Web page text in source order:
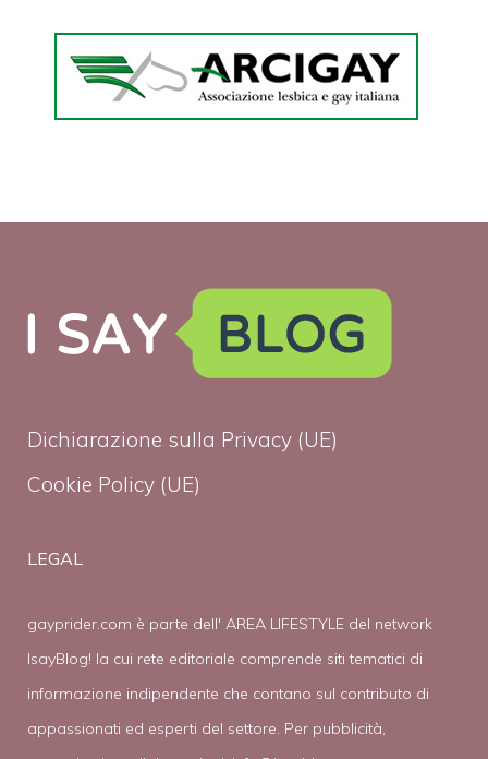
Dichiarazione sulla Privacy (UE)
Cookie Policy (UE)
LEGAL
gayprider.com è parte dell' AREA LIFESTYLE del network
IsayBlog! la cui rete editoriale comprende siti tematici di
informazione indipendente che contano sul contributo di
appassionati ed esperti del settore. Per pubblicità,